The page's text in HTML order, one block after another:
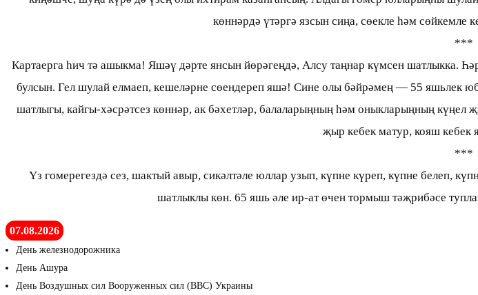
көннәрдә үтәргә язсын сиңа, сөекле һәм сөйкемле
***
Картаерга һич тә ашыкма! Яшәү дәрте янсын йөрәгеңдә, Алсу таңнар күмсен шатлыкка.
булсын. Гел шулай елмаеп, кешеләрне сөендереп яшә! Сине олы бәйрәмең — 55 яшьлек
шатлыгы, кайгы-хәсрәтсез көннәр, ак бәхетләр, балаларыңның һәм оныкларыңның күңел
җыр кебек матур, кояш кебек
***
Үз гомерегездә сез, шактый авыр, сикәлтәле юллар узып, күпне күреп, күпне белеп,
шатлыклы көн. 65 яшь әле ир-ат өчен тормыш тәҗрибәсе
07.08.2026
День железнодорожника
День Ашура
День Воздушных сил Вооруженных сил (ВВС) Украины